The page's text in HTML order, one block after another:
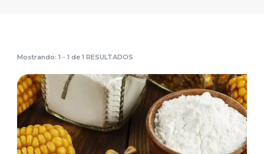
Mostrando: 1 - 1 de 1 RESULTADOS